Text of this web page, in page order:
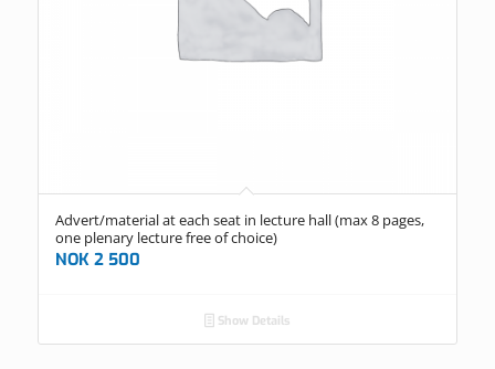
Advert/material at each seat in lecture hall (max 8 pages,
one plenary lecture free of choice)
NOK2 500
Show Details